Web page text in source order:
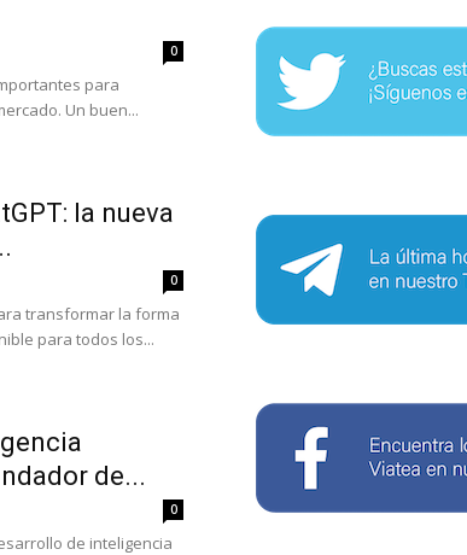
0
para
Un buen...
la nueva
0
transformar la forma
para todos los...
de...
0
de inteligencia